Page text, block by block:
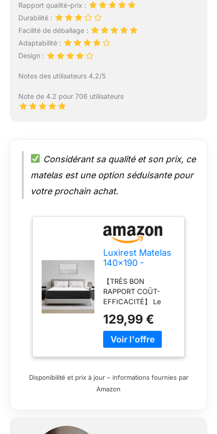
Rapport qualité-prix :
Durabilité :
Facilité de déballage :
Adaptabilité :
Design :
Notes des utilisateurs 4.2/5
Note de 4.2 pour 706 utilisateurs
Considérant sa qualité et son prix, ce
matelas est une option séduisante pour
votre prochain achat.
Luxirest Matelas
140x190 -
Matelas en
Mousse -
Matelas
Ergonomique
(Matelas
140x190x21cm)
【TRÈS BON
RAPPORT COÛT-
EFFICACITÉ】 Le
mousse à mémoire
de forme haute
densité, de haute
expérience de
129,99 €
Disponibilité et prix à jour – informations fournies par
Amazon